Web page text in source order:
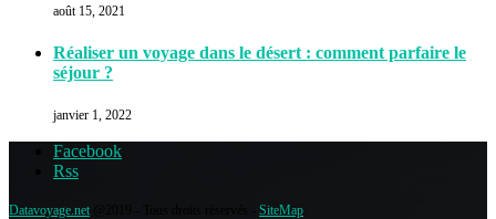
août 15, 2021
Réaliser un voyage dans le désert : comment parfaire le
séjour ?
janvier 1, 2022
Facebook
Rss
Datavoyage.net SiteMap